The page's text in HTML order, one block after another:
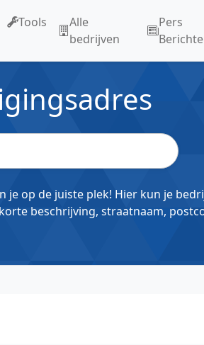
Tools
Alle
bedrijven
Pers
op de juiste plek! Hier kun je
beschrijving, straatnaam,